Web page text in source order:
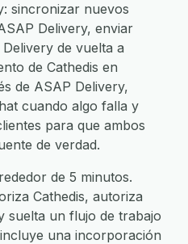
sincronizar nuevos
Delivery, enviar
de vuelta a
de Cathedis en
de ASAP Delivery,
cuando algo falla y
para que ambos
de verdad.
de 5 minutos.
Cathedis, autoriza
suelta un flujo de trabajo
una incorporación